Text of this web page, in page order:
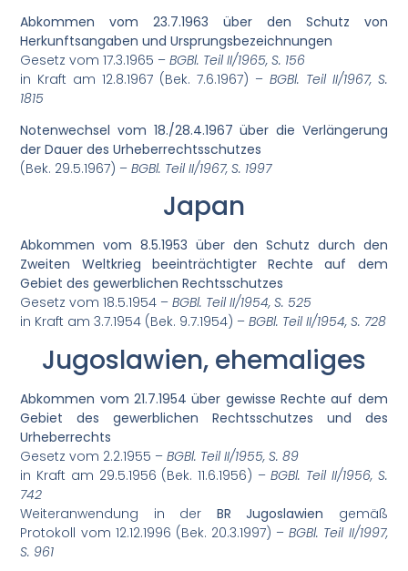
Abkommen vom 23.7.1963 über den Schutz von
Herkunftsangaben und Ursprungsbezeichnungen
Gesetz vom 17.3.1965 –BGBl. Teil II/1965, S. 156
in Kraft am 12.8.1967 (Bek. 7.6.1967) – BGBl. Teil II/1967, S.
1815
Notenwechsel vom 18./28.4.1967 über die Verlängerung
der Dauer des Urheberrechtsschutzes
(Bek. 29.5.1967) –BGBl. Teil II/1967, S. 1997
Japan
Abkommen vom 8.5.1953 über den Schutz durch den
Zweiten Weltkrieg beeinträchtigter Rechte auf dem
Gebiet des gewerblichen Rechtsschutzes
Gesetz vom 18.5.1954 –BGBl. Teil II/1954, S. 525
in Kraft am 3.7.1954 (Bek. 9.7.1954) –BGBl. Teil II/1954, S. 728
Jugoslawien, ehemaliges
Abkommen vom 21.7.1954 über gewisse Rechte auf dem
Gebiet des gewerblichen Rechtsschutzes und des
Urheberrechts
Gesetz vom 2.2.1955 –BGBl. Teil II/1955, S. 89
in Kraft am 29.5.1956 (Bek. 11.6.1956) –BGBl. Teil II/1956, S.
742
Weiteranwendung in der BR Jugoslawien gemäß
Protokoll vom 12.12.1996 (Bek. 20.3.1997) –BGBl. Teil II/1997,
S. 961